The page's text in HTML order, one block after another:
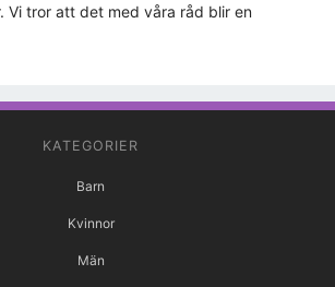
Vi tror att det med våra råd blir en
KATEGORIER
Barn
Kvinnor
Män